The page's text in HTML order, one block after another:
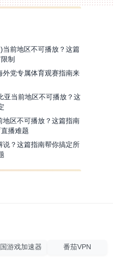
前地区不可播放？这篇
制
党专属体育观赛指南来
亚当前地区不可播放？这
区不可播放？这篇指南
播难题
？这篇指南帮你搞定所
国游戏加速器 番茄VPN